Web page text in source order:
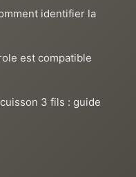
identifier la
est compatible
3 fils : guide